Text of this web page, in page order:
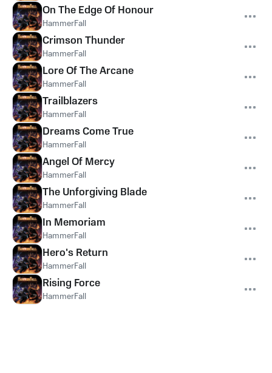
On The Edge Of Honour
HammerFall
Crimson Thunder
HammerFall
Lore Of The Arcane
HammerFall
Trailblazers
HammerFall
Dreams Come True
HammerFall
Angel Of Mercy
HammerFall
The Unforgiving Blade
HammerFall
In Memoriam
HammerFall
Hero's Return
HammerFall
Rising Force
HammerFall